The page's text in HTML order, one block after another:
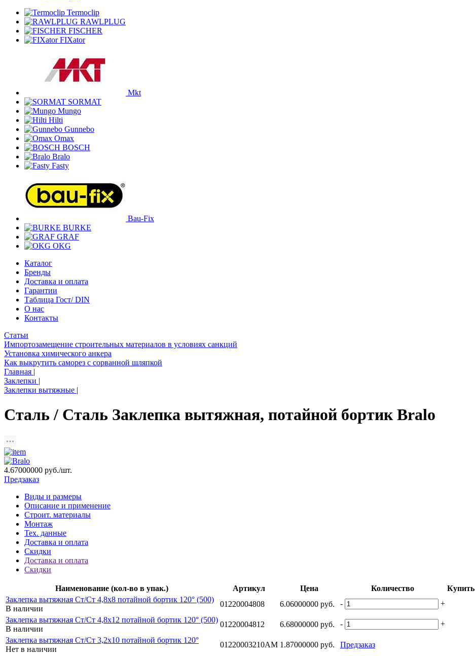
Termoclip
RAWLPLUG
FISCHER
FIXator
Mkt
SORMAT
Mungo
Hilti
Gunnebo
Omax
BOSCH
Bralo
Fasty
Bau-Fix
BURKE
GRAF
OKG
Каталог
Бренды
Доставка и оплата
Гарантии
Таблица Гост/ DIN
О нас
Контакты
Статьи
Импортозамещение строительных материалов в условиях санкций
Установка химического анкера
Как выкрутить саморез с сорванной шляпкой
Главная |
Заклепки |
Заклепки вытяжные |
Сталь / Сталь Заклепка вытяжная, потайной бортик Bralo
4.67000000 руб./шт.
Предзаказ
Виды и размеры
Описание и применение
Строит. материалы
Монтаж
Тех. данные
Доставка и оплата
Скидки
Доставка и оплата
Скидки
Наименование (кол-во в упак.) Артикул Цена Количество
Купить
Заклепка вытяжная Ст/Ст 4,8х8 потайной бортик 120° (500)
В наличии
01220004808 6.06000000 руб. -
+
Заклепка вытяжная Ст/Ст 4,8х12 потайной бортик 120° (500)
В наличии
01220004812 6.68000000 руб. -
+
Заклепка вытяжная Ст/Ст 3,2х10 потайной бортик 120°
Нет в наличии
01220003210AM 1.87000000 руб.
Предзаказ